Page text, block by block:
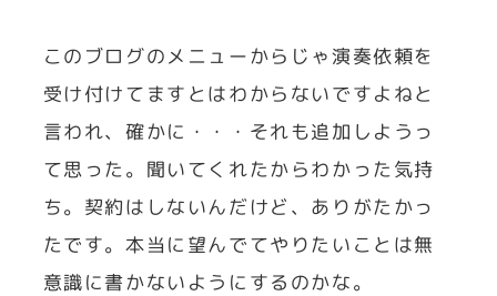
このブログのメニューからじゃ演奏依頼を
受け付けてますとはわからないですよねと
言われ、確かに・・・それも追加しようっ
て思った。聞いてくれたからわかった気持
ち。契約はしないんだけど、ありがたかっ
たです。本当に望んでてやりたいことは無
意識に書かないようにするのかな。